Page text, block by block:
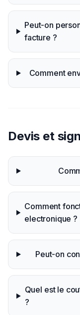
Peut-on
facture ?
Comment
Devis et
Comment
electronique ?
Peut-on
Quel est le
?